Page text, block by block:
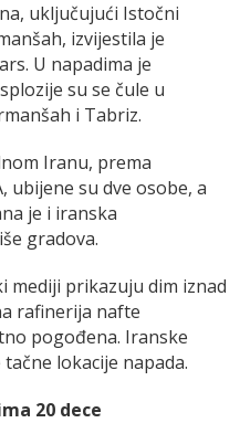
uključujući Istočni
izvijestila je
U napadima je
su se čule u
i Tabriz.
Iranu, prema
ubijene su dve osobe, a
je i iranska
gradova.
mediji prikazuju dim iznad
rafinerija nafte
pogođena. Iranske
lokacije napada.
20 dece